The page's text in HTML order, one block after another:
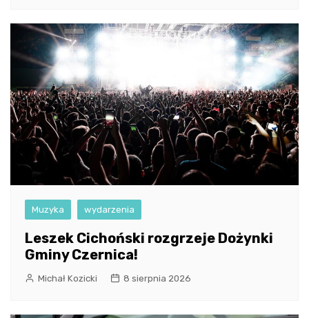
Muzyka wydarzenia
Leszek Cichoński rozgrzeje Dożynki
Gminy Czernica!
Michał Kozicki 8 sierpnia 2026